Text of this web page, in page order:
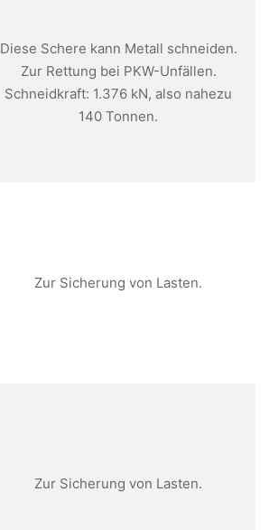
Diese Schere kann Metall schneiden.
Zur Rettung bei PKW-Unfällen.
Schneidkraft: 1.376 kN, also nahezu
140 Tonnen.
Zur Sicherung von Lasten.
Zur Sicherung von Lasten.